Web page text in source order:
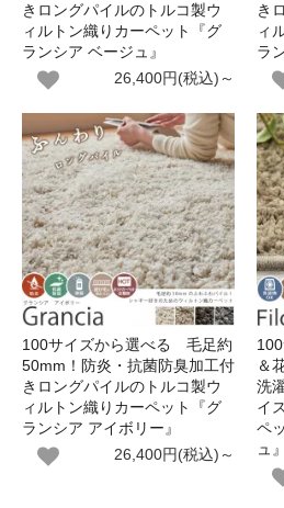
きロングパイルのトルコ製ウ
ィルトン織りカーペット『グ
ランシア ベージュ』
26,400円(税込)～
き
ィ
ラ
100サイズから選べる 毛足約
50mm！防炎・抗菌防臭加工付
きロングパイルのトルコ製ウ
ィルトン織りカーペット『グ
ランシア アイボリー』
26,400円(税込)～
＆
洗
イ
ペ
ュ』